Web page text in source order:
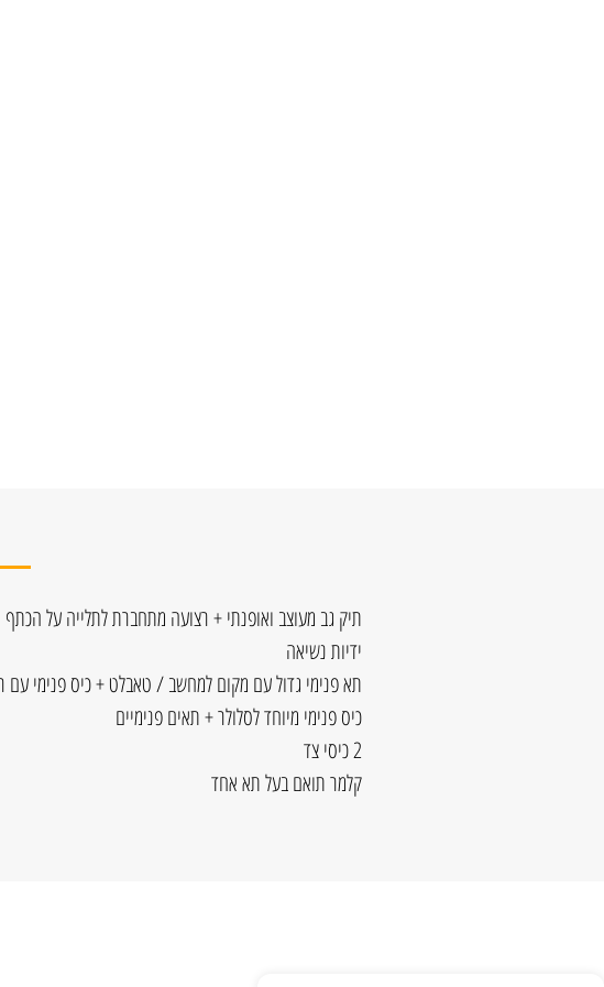
תיק גב מעוצב ואופנתי + רצועה מתחברת לתלייה על הכתף
ידיות נשיאה
תא פנימי גדול עם מקום למחשב / טאבלט + כיס פנימי עם
כיס פנימי מיוחד לסלולר + תאים פנימיים
2 כיסי צד
קלמר תואם בעל תא אחד